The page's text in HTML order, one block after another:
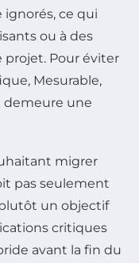
ce qui
ou à des
projet. Pour éviter
Mesurable,
demeure une
migrer
pas seulement
un objectif
critiques
avant la fin du